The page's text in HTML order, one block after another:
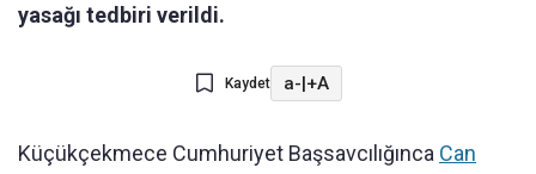
yasağı tedbiri verildi.
Kaydet a-|+A
Küçükçekmece Cumhuriyet Başsavcılığınca Can